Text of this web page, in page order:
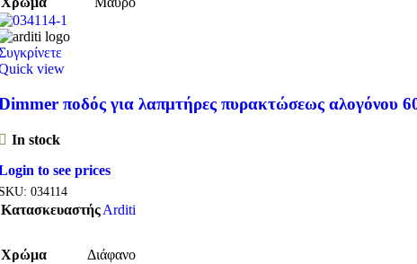
view
ποδός για λαπμτήρες πυρακτώσεως αλογόνου
In stock
to see prices
034114
ΚατασκευαστήςArditi
Χρώμα Διάφανο